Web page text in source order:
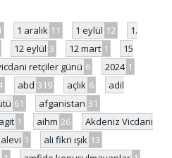
1 aralık 11 1 eylül 12
1.
12 eylül 3 12 mart 1
15
retçiler günü 6 2024 1
abd 319 açlık 6
adil
61 afganistan 31
agit 1 aihm 26
Akdeniz Vicdani
alevi 1 ali fikri ışık 13